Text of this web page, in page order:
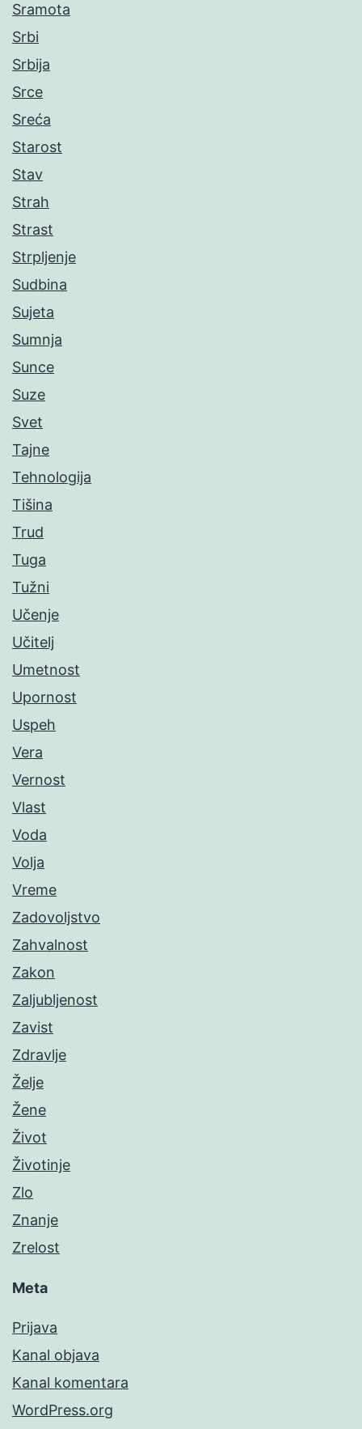
Sramota
Srbi
Srbija
Srce
Sreća
Starost
Stav
Strah
Strast
Strpljenje
Sudbina
Sujeta
Sumnja
Sunce
Suze
Svet
Tajne
Tehnologija
Tišina
Trud
Tuga
Tužni
Učenje
Učitelj
Umetnost
Upornost
Uspeh
Vera
Vernost
Vlast
Voda
Volja
Vreme
Zadovoljstvo
Zahvalnost
Zakon
Zaljubljenost
Zavist
Zdravlje
Želje
Žene
Život
Životinje
Zlo
Znanje
Zrelost
Meta
Prijava
Kanal objava
Kanal komentara
WordPress.org